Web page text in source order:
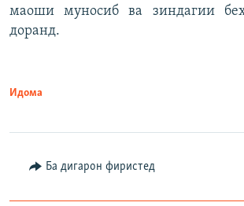
маоши муносиб ва зиндагии
доранд.
Идома
Ба дигарон фиристед